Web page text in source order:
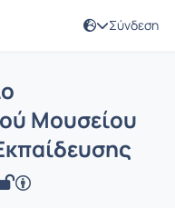
Σύνδεση
Μουσείου